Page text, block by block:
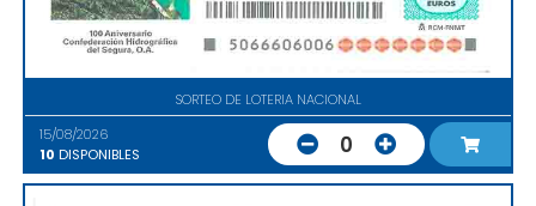
SORTEO DE LOTERIA NACIONAL
15/08/2026
10 DISPONIBLES 0